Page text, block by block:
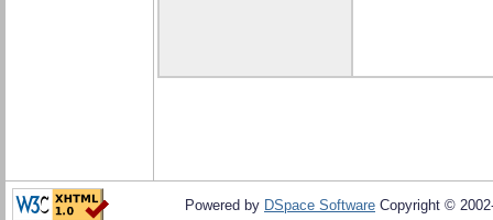
Powered by DSpace Software Copyright ©